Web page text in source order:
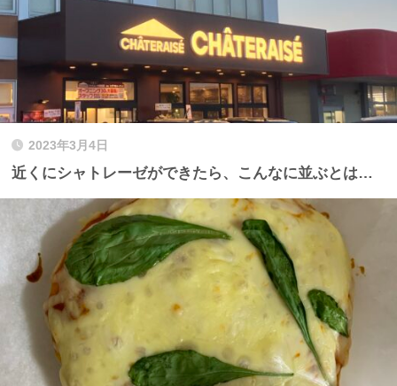
2023年3月4日
近くにシャトレーゼができたら、こんなに並ぶとは…